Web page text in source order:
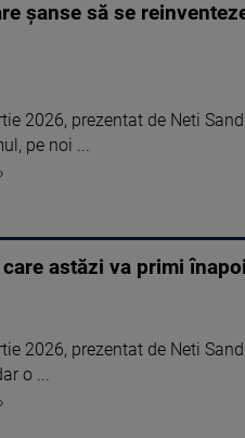
șanse să se
2026, prezentat de Neti
pe noi ...
astăzi va primi
2026, prezentat de Neti
o ...